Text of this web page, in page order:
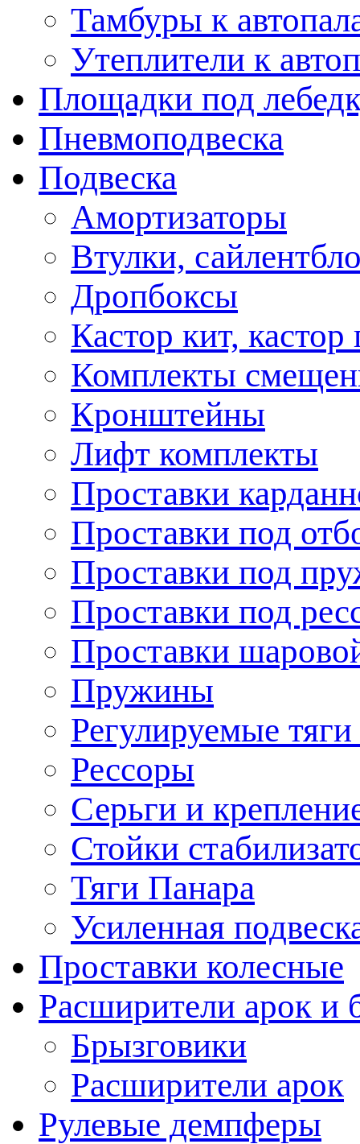
Тамбуры к
Утеплители к
Площадки под
Пневмоподвеска
Подвеска
Амортизаторы
Втулки,
Дропбоксы
Кастор кит, кастор
Комплекты
Кронштейны
Лифт комплекты
Проставки
Проставки под
Проставки под
Проставки под
Проставки
Пружины
Регулируемые
Рессоры
Серьги и
Стойки
Тяги Панара
Усиленная
Проставки колесные
Расширители арок и
Брызговики
Расширители арок
Рулевые демпферы